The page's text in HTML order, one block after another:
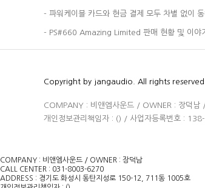
- 파워케이블 카드와 현금 결제 모두 차별 없이
- PS#660 Amazing Limited 판매 현황 및 이야기
Copyright by jangaudio. All rights reserved
COMPANY : 비앤엠사운드 / OWNER : 장덕
개인정보관리책임자 : () / 사업자등록번호 :
COMPANY : 비앤엠사운드 / OWNER : 장덕남
CALL CENTER : 031-8003-6270
ADDRESS : 경기도 화성시 동탄지성로 150-12, 711동 1005호